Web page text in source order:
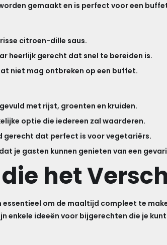
gemaakt en is perfect voor een
citroen-dille saus.
heerlijk gerecht dat snel te bereiden is.
niet mag ontbreken op een buffet.
met rijst, groenten en kruiden.
optie die iedereen zal waarderen.
gerecht dat perfect is voor vegetariërs.
je gasten kunnen genieten van een
het
om de maaltijd compleet te
enkele ideeën voor bijgerechten die je